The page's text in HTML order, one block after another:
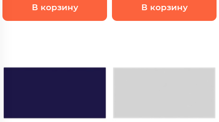
В корзину В корзину